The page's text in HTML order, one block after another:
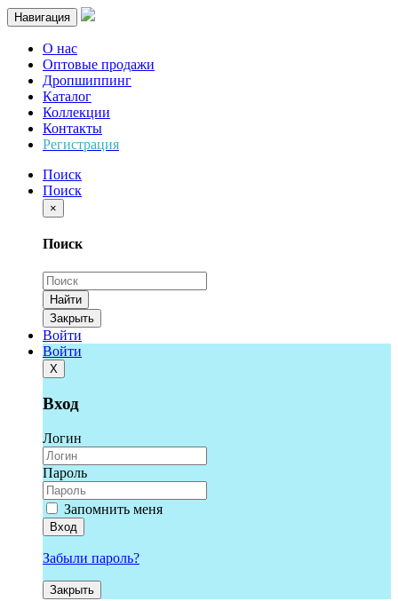
Навигация
О нас
Оптовые продажи
Дропшиппинг
Каталог
Коллекции
Контакты
Регистрация
Поиск
Поиск
×
Поиск
Найти
Закрыть
Войти
Войти
Х
Вход
Логин
Пароль
Запомнить меня
Вход
Забыли пароль?
Закрыть